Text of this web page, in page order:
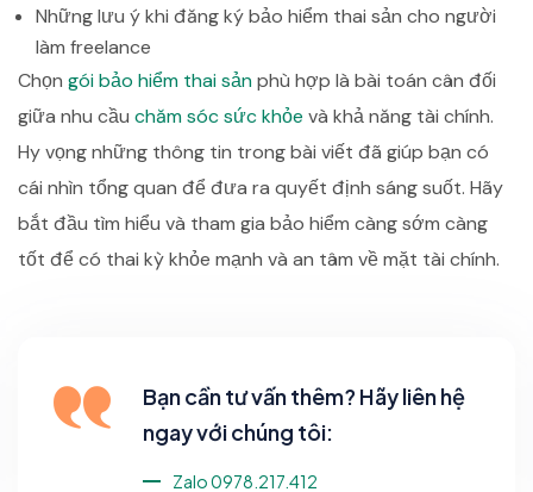
Những lưu ý khi đăng ký bảo hiểm thai sản cho người
làm freelance
Chọn gói bảo hiểm thai sảnphù hợp là bài toán cân đối
giữa nhu cầu chăm sóc sức khỏe và khả năng tài chính.
Hy vọng những thông tin trong bài viết đã giúp bạn có
cái nhìn tổng quan để đưa ra quyết định sáng suốt. Hãy
bắt đầu tìm hiểu và tham gia bảo hiểm càng sớm càng
tốt để có thai kỳ khỏe mạnh và an tâm về mặt tài chính.
Bạn cần tư vấn thêm? Hãy liên hệ
ngay với chúng tôi:
Zalo 0978.217.412